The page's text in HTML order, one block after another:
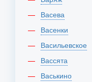
Васева
Васенки
Васильевское
Вассята
Васькино